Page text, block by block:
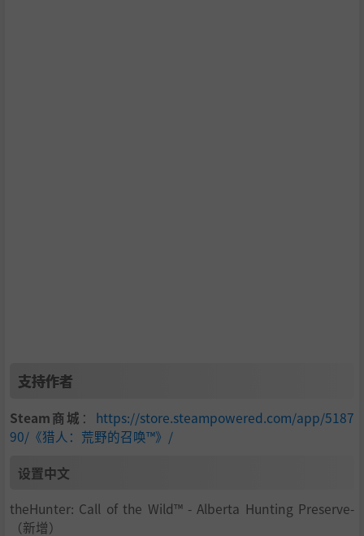
支持作者
Steam商城 ： https://store.steampowered.com/app/5187
90/《猎人：荒野的召唤™》/
设置中文
theHunter: Call of the Wild™ - Alberta Hunting Preserve-
（新增）